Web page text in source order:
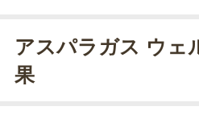
アスパラガス ウェ
果